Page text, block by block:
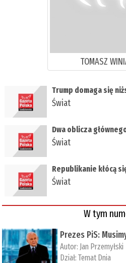
TOMASZ
Trump domaga się
Świat
Dwa oblicza
Świat
Republikanie kłócą
Świat
W tym
Prezes PiS:
Autor: Jan Przemyłski
Dział:Temat Dnia